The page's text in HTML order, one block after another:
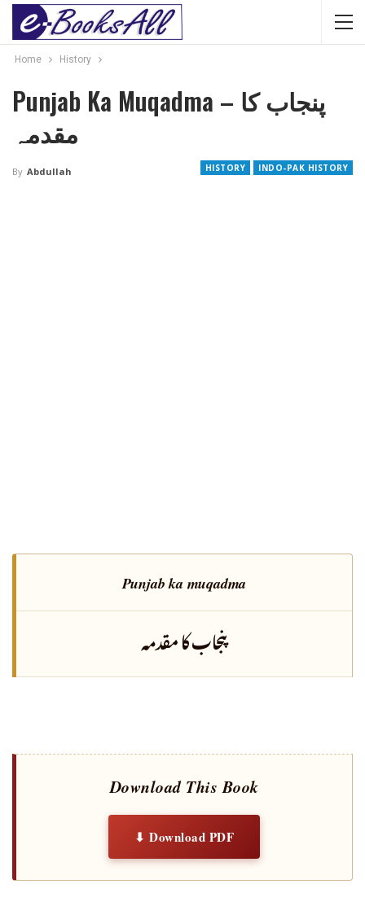
Home History
Punjab Ka Muqadma – پنجاب کا
مقدمہ
HISTORY INDO-PAK HISTORY
By Abdullah
Punjab ka muqadma
پنجاب کا مقدمہ
Download This Book
⬇ Download PDF